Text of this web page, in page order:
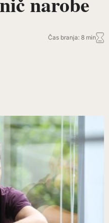
Čas branja: 8 min